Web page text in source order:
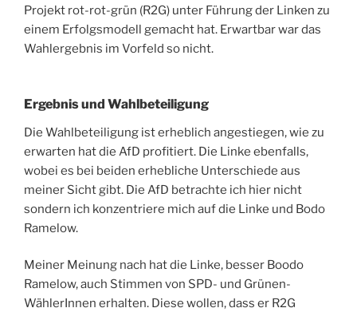
Projekt rot-rot-grün (R2G) unter Führung der Linken zu
einem Erfolgsmodell gemacht hat. Erwartbar war das
Wahlergebnis im Vorfeld so nicht.
Ergebnis und Wahlbeteiligung
Die Wahlbeteiligung ist erheblich angestiegen, wie zu
erwarten hat die AfD profitiert. Die Linke ebenfalls,
wobei es bei beiden erhebliche Unterschiede aus
meiner Sicht gibt. Die AfD betrachte ich hier nicht
sondern ich konzentriere mich auf die Linke und Bodo
Ramelow.
Meiner Meinung nach hat die Linke, besser Boodo
Ramelow, auch Stimmen von SPD- und Grünen-
WählerInnen erhalten. Diese wollen, dass er R2G